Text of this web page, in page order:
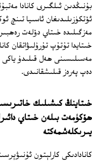
ئۆتكۈزىلىدىغان ئاسىيا تىنچ
مەزگىلىدە خىتاي دۆلەت
خىتايدا تۇتۇپ تۇرۇلىۋاتقان
مەسىلىسىنى ھەل قىلىدۇ
دەپ پەرەز قىلىشقانىدى.
خىتاينڭ كىشىلىك
ھۆكۈمەت بىلەن خىتاي
يىرىكلەشمەكتە
كانادادىكى كارلېتون